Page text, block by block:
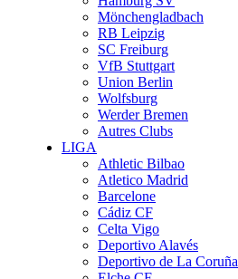
Mönchengladbach
RB Leipzig
SC Freiburg
VfB Stuttgart
Union Berlin
Wolfsburg
Werder Bremen
Autres Clubs
LIGA
Athletic Bilbao
Atletico Madrid
Barcelone
Cádiz CF
Celta Vigo
Deportivo Alavés
Deportivo de La Coruña